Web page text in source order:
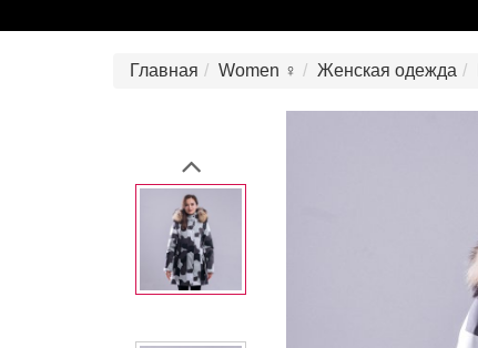
Главная Women ♀ Женская одежда